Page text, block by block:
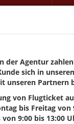
die
der Agentur
sich in
unseren Partnern
von Flugticket
bis Freitag von
von 9:00 bis 13:00